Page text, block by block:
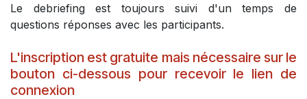
Le debriefing est toujours suivi d'un temps de
questions réponses avec les participants.
L'inscription est gratuite mais nécessaire sur le
bouton ci-dessous pour recevoir le lien de
connexion